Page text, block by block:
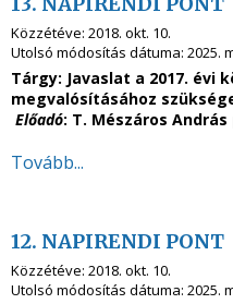
Közzétéve: 2018. okt. 10.
Utolsó módosítás dátuma: 2025.
Tárgy: Javaslat a 2017.
megvalósításához
Előadó: T. Mészáros
Tovább...
12. NAPIRENDI PONT
Közzétéve: 2018. okt. 10.
Utolsó módosítás dátuma: 2025.